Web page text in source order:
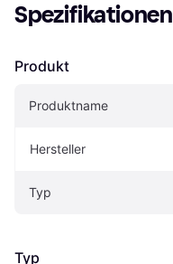
Spezifikationen
Produkt
Produktname
Hersteller
Typ
Typ